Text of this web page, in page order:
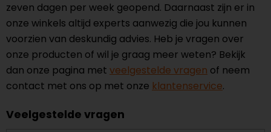
zeven dagen per week geopend. Daarnaast zijn er in
onze winkels altijd experts aanwezig die jou kunnen
voorzien van deskundig advies. Heb je vragen over
onze producten of wil je graag meer weten? Bekijk
dan onze pagina met veelgestelde vragen of neem
contact met ons op met onze klantenservice.
Veelgestelde vragen